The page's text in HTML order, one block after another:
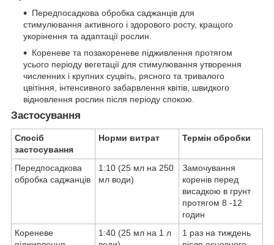
Передпосадкова обробка саджанців для
стимулювання активного і здорового росту, кращого
укорінення та адаптації рослин.
Кореневе та позакореневе підживлення протягом
усього періоду вегетації для стимулювання утворення
численних і крупних суцвіть, рясного та тривалого
цвітіння, інтенсивного забарвлення квітів, швидкого
відновлення рослин після періоду спокою.
Застосування
Спосіб
застосування
Норми витрат Термін обробки
Передпосадкова
обробка саджанців
1:10 (25 мл на 250
мл води)
Замочування
коренів перед
висадкою в грунт
протягом 8 -12
годин
Кореневе
1:40 (25 мл на 1 л
1 раз на тиждень